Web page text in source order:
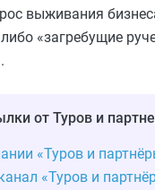
выживания
«загребущие
от Туров и
«Туров и
«Туров и